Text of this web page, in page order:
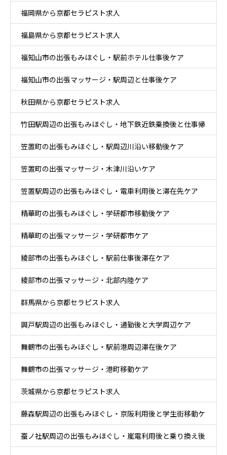
福岡県から京都セラピスト求人
福島県から京都セラピスト求人
福知山市の出張もみほぐし・駅前ホテル仕事後ケア
福知山市の出張マッサージ・駅周辺と仕事後ケア
秋田県から京都セラピスト求人
竹田駅周辺の出張もみほぐし・地下鉄近鉄乗換後と仕事帰
りケア
笠置町の出張もみほぐし・駅周辺川沿い移動後ケア
笠置町の出張マッサージ・木津川沿いケア
笠置駅周辺の出張もみほぐし・電車利用後と滞在先ケア
精華町の出張もみほぐし・学研都市移動後ケア
精華町の出張マッサージ・学研都市ケア
綾部市の出張もみほぐし・駅前仕事後滞在ケア
綾部市の出張マッサージ・北部内陸ケア
群馬県から京都セラピスト求人
興戸駅周辺の出張もみほぐし・通勤後と大学周辺ケア
舞鶴市の出張もみほぐし・駅前港周辺滞在後ケア
舞鶴市の出張マッサージ・港町移動ケア
茨城県から京都セラピスト求人
藤森駅周辺の出張もみほぐし・京阪利用後と学生街移動ケ
ア
蚕ノ社駅周辺の出張もみほぐし・嵐電利用後と乗り換え後